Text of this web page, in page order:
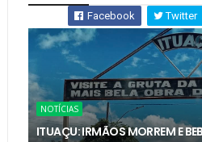
Facebook Twitter
NOTÍCIAS
ITUAÇU: IRMÃOS MORREM E